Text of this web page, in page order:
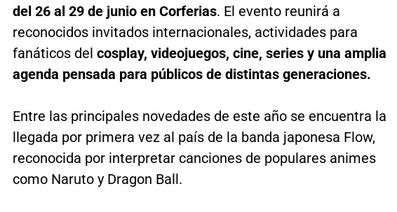
del 26 al 29 de junio en Corferias. El evento reunirá a
reconocidos invitados internacionales, actividades para
fanáticos del cosplay, videojuegos, cine, series y una amplia
agenda pensada para públicos de distintas generaciones.
Entre las principales novedades de este año se encuentra la
llegada por primera vez al país de la banda japonesa Flow,
reconocida por interpretar canciones de populares animes
como Naruto y Dragon Ball.